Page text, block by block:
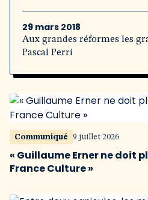
29 mars 2018
Aux grandes réformes les
Pascal Perri
Communiqué 9 juillet 2026
« Guillaume Erner ne doit
France Culture »